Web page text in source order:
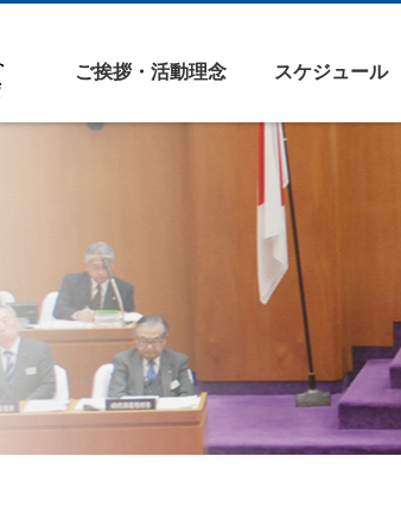
ご挨拶・活動理念 スケジュール